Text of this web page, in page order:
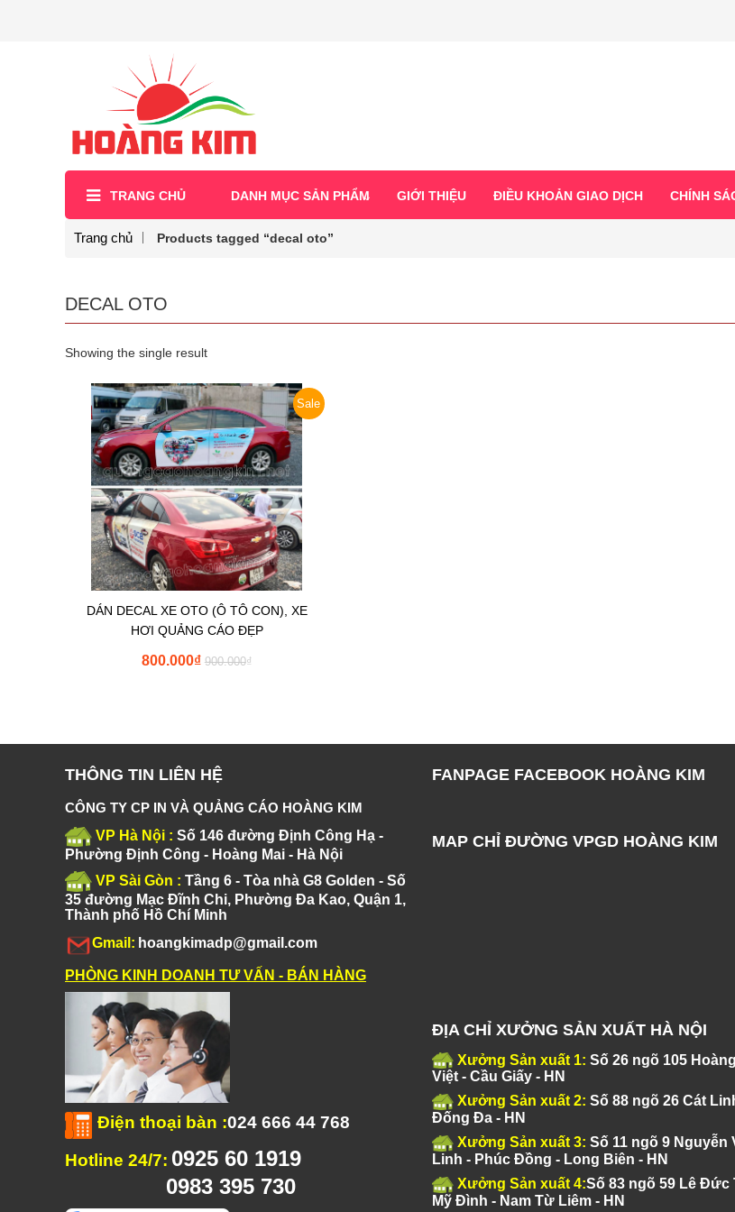
TRANG CHỦ DANH MỤC SẢN PHẨM GIỚI THIỆU ĐIỀU KHOẢN GIAO DỊCH CHÍNH
Trang chủ Products tagged “decal oto”
DECAL OTO
Showing the single result
Sale
DÁN DECAL XE OTO (Ô TÔ CON), XE
HƠI QUẢNG CÁO ĐẸP
₫
900.000
₫
800.000
THÔNG TIN LIÊN HỆ
CÔNG TY CP IN VÀ QUẢNG CÁO HOÀNG KIM
VP Hà Nội : Số 146 đường Định Công Hạ -
Phường Định Công - Hoàng Mai - Hà Nội
VP Sài Gòn : Tầng 6 - Tòa nhà G8 Golden - Số
35 đường Mạc Đĩnh Chi, Phường Đa Kao, Quận 1,
Thành phố Hồ Chí Minh
Gmail: hoangkimadp@gmail.com
PHÒNG KINH DOANH TƯ VẤN - BÁN HÀNG
Điện thoại bàn :024 666 44 768
Hotline 24/7: 0925 60 1919
0983 395 730
FANPAGE FACEBOOK HOÀNG KIM
MAP CHỈ ĐƯỜNG VPGD HOÀNG KIM
ĐỊA CHỈ XƯỞNG SẢN XUẤT HÀ NỘI
Xưởng Sản xuất 1: Số 26 ngõ 105
Việt - Cầu Giấy - HN
Xưởng Sản xuất 2: Số 88 ngõ 26 Cát
Đống Đa - HN
Xưởng Sản xuất 3: Số 11 ngõ 9 Nguyễn
Linh - Phúc Đồng - Long Biên - HN
Xưởng Sản xuất 4:Số 83 ngõ 59 Lê Đức
Mỹ Đình - Nam Từ Liêm - HN